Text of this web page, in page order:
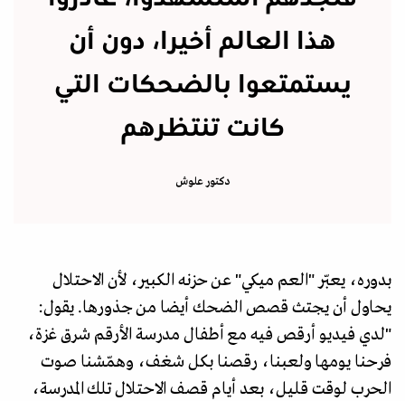
هذا العالم أخيرا، دون أن
يستمتعوا بالضحكات التي
كانت تنتظرهم
دكتور علوش
بدوره، يعبّر "العم ميكي" عن حزنه الكبير، لأن الاحتلال
يحاول أن يجتث قصص الضحك أيضا من جذورها. يقول:
"لدي فيديو أرقص فيه مع أطفال مدرسة الأرقم شرق غزة،
فرحنا يومها ولعبنا، رقصنا بكل شغف، وهمّشنا صوت
الحرب لوقت قليل، بعد أيام قصف الاحتلال تلك المدرسة،